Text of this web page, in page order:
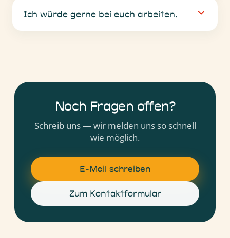
Ich würde gerne bei euch arbeiten.
Noch Fragen offen?
Schreib uns — wir melden uns so schnell
wie möglich.
E-Mail schreiben
Zum Kontaktformular